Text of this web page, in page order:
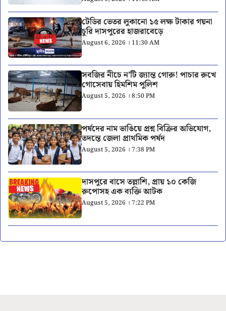
টেডির ভেতর লুকানো ১৫ লক্ষ টাকার গয়না
চুরি দাসপুরের হাজরাবেড়ে
August 6, 2026 । 11:30 AM
সবজির নীচে ন’টি জ্যান্ত গোরু! পাচার রুখে
গোসেবায় হিমশিম পুলিশ
August 5, 2026 । 8:50 PM
পর্ষদের নাম ভাঙিয়ে প্রশ্ন বিক্রির অভিযোগ,
তদন্তে জেলা প্রাথমিক পর্ষদ
August 5, 2026 । 7:38 PM
দাসপুরে বাসে তল্লাশি, প্রায় ১০ কেজি
রুপোসহ এক ব্যক্তি আটক
August 5, 2026 । 7:22 PM